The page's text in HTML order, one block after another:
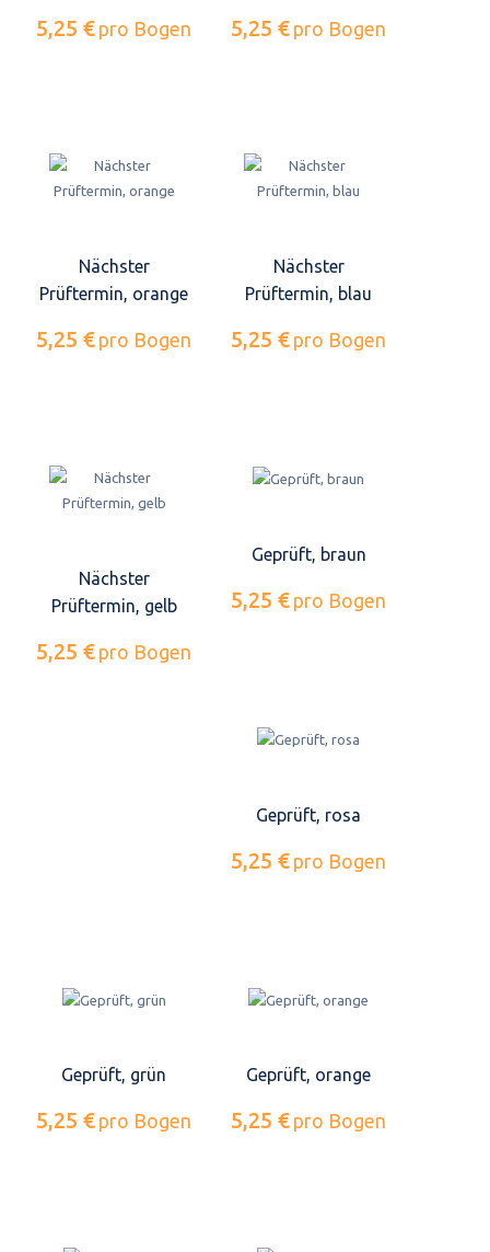
5,25 € pro Bogen 5,25 € pro Bogen
Nächster
Prüftermin, orange
5,25 € pro Bogen
Nächster
Prüftermin, blau
5,25 € pro Bogen
Nächster
Prüftermin, gelb
5,25 € pro Bogen
Geprüft, braun
5,25 € pro Bogen
Geprüft, rosa
5,25 € pro Bogen
Geprüft, grün
5,25 € pro Bogen
Geprüft, orange
5,25 € pro Bogen